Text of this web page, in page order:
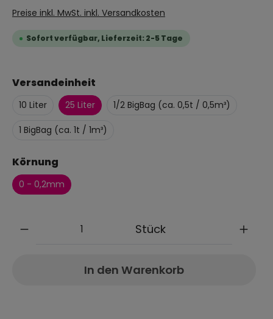
Preise inkl. MwSt. inkl. Versandkosten
Sofort verfügbar, Lieferzeit: 2-5 Tage
Versandeinheit
10 Liter 25 Liter 1/2 BigBag (ca. 0,5t / 0,5m³)
1 BigBag (ca. 1t / 1m³)
Körnung
0 - 0,2mm
Stück
In den Warenkorb